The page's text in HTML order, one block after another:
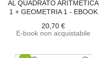
AL QUADRATO ARITMETICA
1 + GEOMETRIA 1 - EBOOK
20,70 €
E-book non acquistabile